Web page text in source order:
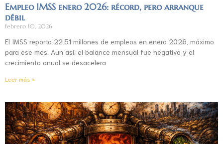
Empleo IMSS enero 2026: récord, pero arranque
débil
febrero 10, 2026
El IMSS reporta 22.51 millones de empleos en enero 2026, máximo
para ese mes. Aun así, el balance mensual fue negativo y el
crecimiento anual se desacelera.
Leer más »